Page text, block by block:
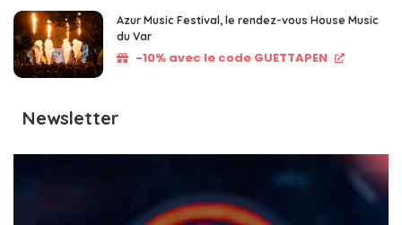
Azur Music Festival, le rendez-vous House Music
du Var
-10% avec le code GUETTAPEN
Newsletter